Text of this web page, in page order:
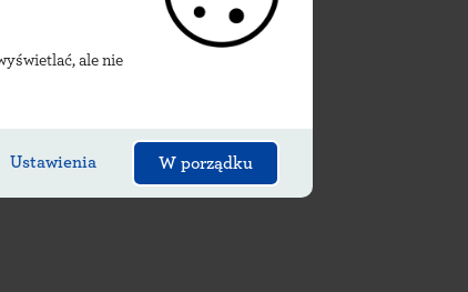
ale nie
Ustawienia W porządku